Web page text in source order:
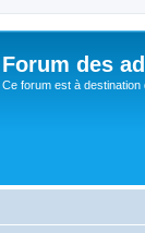
Forum des
Ce forum est à